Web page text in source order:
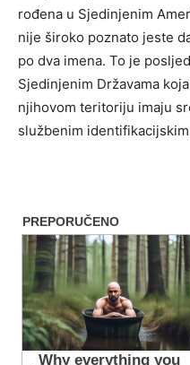
rođena u Sjedinjenim
nije široko poznato jeste
po dva imena. To je
Sjedinjenim Državama
njihovom teritoriju imaju
službenim